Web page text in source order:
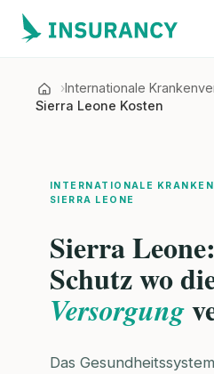
Internationale
Sierra Leone Kosten
INTERNATIONALE
SIERRA LEONE
Sierra
Schutz wo
Versorgung
Das